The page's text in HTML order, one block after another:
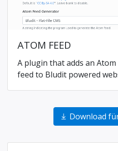
ATOM FEED
A plugin that adds an
feed to Bludit powered
Download